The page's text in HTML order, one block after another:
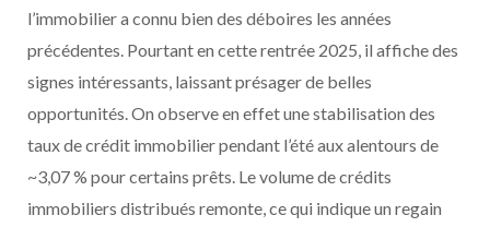
l’immobilier a connu bien des déboires les années
précédentes. Pourtant en cette rentrée 2025, il affiche des
signes intéressants, laissant présager de belles
opportunités. On observe en effet une stabilisation des
taux de crédit immobilier pendant l’été aux alentours de
~3,07 % pour certains prêts. Le volume de crédits
immobiliers distribués remonte, ce qui indique un regain